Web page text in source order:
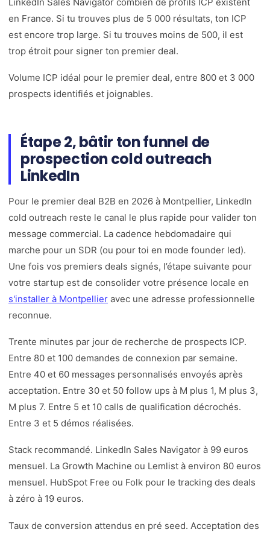
en France. Si tu trouves plus de 5 000 résultats, ton ICP
est encore trop large. Si tu trouves moins de 500, il est
trop étroit pour signer ton premier deal.
Volume ICP idéal pour le premier deal, entre 800 et 3 000
prospects identifiés et joignables.
Étape 2, bâtir ton funnel de
prospection cold outreach
LinkedIn
Pour le premier deal B2B en 2026 à Montpellier, LinkedIn
cold outreach reste le canal le plus rapide pour valider ton
message commercial. La cadence hebdomadaire qui
marche pour un SDR (ou pour toi en mode founder led).
Une fois vos premiers deals signés, l’étape suivante pour
votre startup est de consolider votre présence locale en
s'installer à Montpellier avec une adresse professionnelle
reconnue.
Trente minutes par jour de recherche de prospects ICP.
Entre 80 et 100 demandes de connexion par semaine.
Entre 40 et 60 messages personnalisés envoyés après
acceptation. Entre 30 et 50 follow ups à M plus 1, M plus 3,
M plus 7. Entre 5 et 10 calls de qualification décrochés.
Entre 3 et 5 démos réalisées.
Stack recommandé. LinkedIn Sales Navigator à 99 euros
mensuel. La Growth Machine ou Lemlist à environ 80 euros
mensuel. HubSpot Free ou Folk pour le tracking des deals
à zéro à 19 euros.
Taux de conversion attendus en pré seed. Acceptation des